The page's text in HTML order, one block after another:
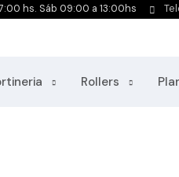
hs. Sáb 09:00 a 13:00hs
Rollers